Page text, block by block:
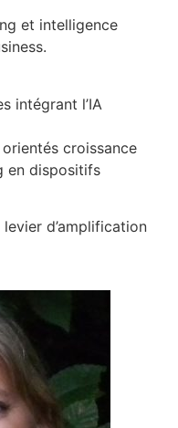
et intelligence
intégrant l’IA
croissance
en dispositifs
d’amplification